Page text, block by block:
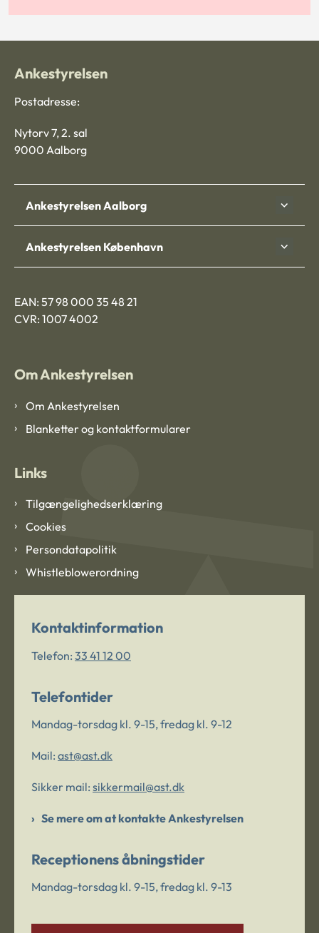
Ankestyrelsen
Postadresse:
Nytorv 7, 2. sal
9000 Aalborg
Ankestyrelsen Aalborg
Ankestyrelsen København
EAN: 57 98 000 35 48 21
CVR: 1007 4002
Om Ankestyrelsen
Om Ankestyrelsen
Blanketter og kontaktformularer
Links
Tilgængelighedserklæring
Cookies
Persondatapolitik
Whistleblowerordning
Kontaktinformation
Telefon: 33 41 12 00
Telefontider
Mandag-torsdag kl. 9-15, fredag kl. 9-12
Mail: ast@ast.dk
Sikker mail: sikkermail@ast.dk
Se mere om at kontakte Ankestyrelsen
Receptionens åbningstider
Mandag-torsdag kl. 9-15, fredag kl. 9-13